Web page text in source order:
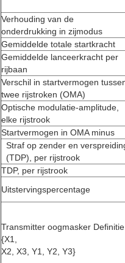
Verhouding van de
onderdrukking in zijmodus
Gemiddelde totale startkracht
Gemiddelde lanceerkracht per
rijbaan
Verschil in startvermogen
twee rijstroken (OMA)
Optische modulatie-amplitude,
elke rijstrook
Startvermogen in OMA minus
Straf op zender en
(TDP), per rijstrook
TDP, per rijstrook
Uitstervingspercentage
Transmitter oogmasker Definitie
{X1,
X2, X3, Y1, Y2, Y3}